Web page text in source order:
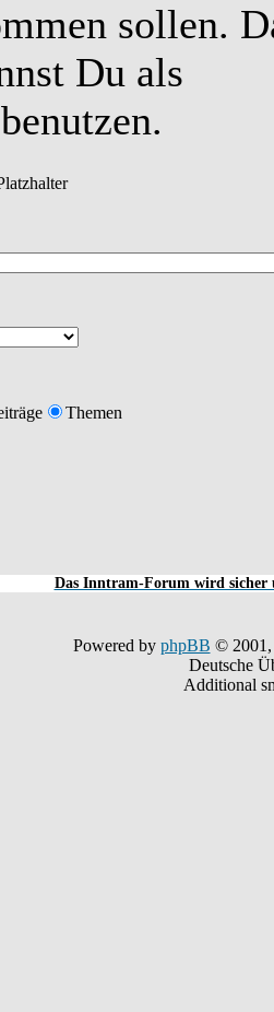
sollen.
Du als
Themen
Das Inntram-Forum wird sicher
Powered by phpBB © 2001,
Deutsche
Additional